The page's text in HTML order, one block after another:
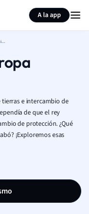
A la app
Feudalismo en Europa Occidental
e intercambio de
de que el rey
de protección. ¿Qué
¡Exploremos esas
Resumir página